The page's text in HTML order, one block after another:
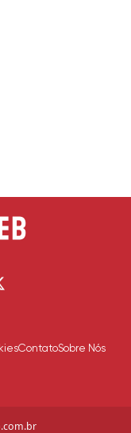
ContatoSobre Nós